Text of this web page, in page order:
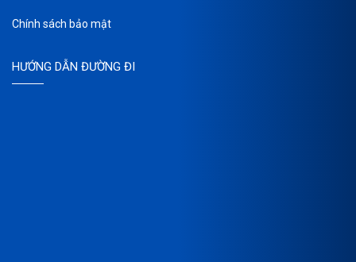
Chính sách bảo mật
HƯỚNG DẪN ĐƯỜNG ĐI